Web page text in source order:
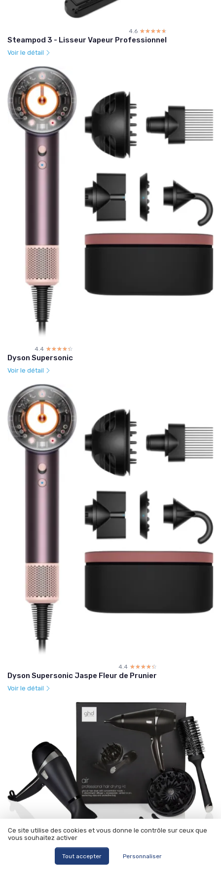
4.6 ☆☆☆☆☆
★★★★★
Steampod 3 - Lisseur Vapeur Professionnel
Voir le détail
4.4 ☆☆☆☆☆
★★★★★
Dyson Supersonic
Voir le détail
4.4 ☆☆☆☆☆
★★★★★
Dyson Supersonic Jaspe Fleur de Prunier
Voir le détail
☆☆☆☆☆
★★★★★
Coffret Sèche-Cheveux Ghd Air
Ce site utilise des cookies et vous donne le contrôle sur ceux que
vous souhaitez activer
Tout accepter Personnaliser